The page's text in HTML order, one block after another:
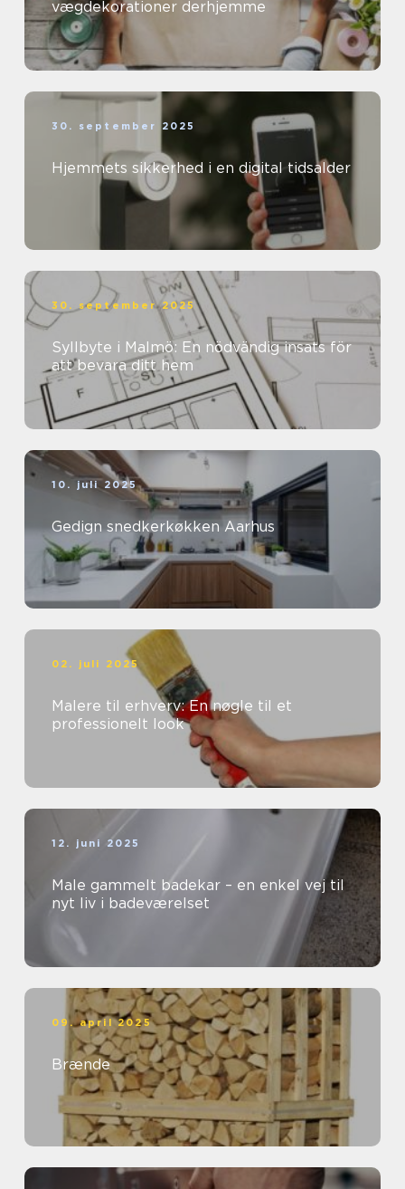
vægdekorationer derhjemme
30. september 2025
Hjemmets sikkerhed i en digital tidsalder
30. september 2025
Syllbyte i Malmö: En nödvändig insats för
att bevara ditt hem
10. juli 2025
Gedign snedkerkøkken Aarhus
02. juli 2025
Malere til erhverv: En nøgle til et
professionelt look
12. juni 2025
Male gammelt badekar – en enkel vej til
nyt liv i badeværelset
09. april 2025
Brænde